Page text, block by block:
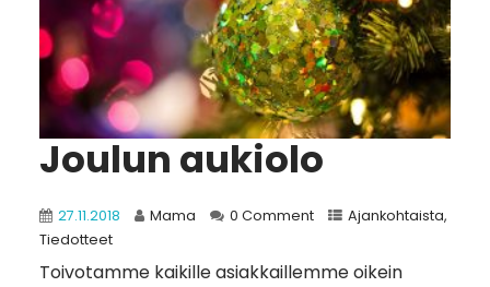
Joulun aukiolo
27.11.2018 Mama 0 Comment Ajankohtaista,
Tiedotteet
Toivotamme kaikille asiakkaillemme oikein